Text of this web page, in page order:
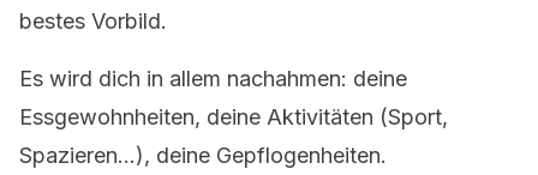
bestes Vorbild.
Es wird dich in allem nachahmen: deine
Essgewohnheiten, deine Aktivitäten (Sport,
Spazieren…), deine Gepflogenheiten.